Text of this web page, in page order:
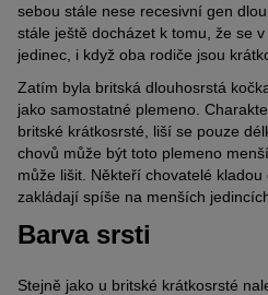
sebou stále nese recesivní gen
stále ještě docházet k tomu, že se
jedinec, i když oba rodiče jsou
Zatím byla britská dlouhosrstá
jako samostatné plemeno.
britské krátkosrsté, liší se pouze
chovů může být toto plemeno
může lišit. Někteří chovatelé
zakládají spíše na menších
Barva srsti
Stejně jako u britské krátkosrsté